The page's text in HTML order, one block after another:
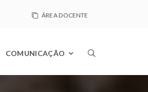
ÁREA DOCENTE
COMUNICAÇÃO